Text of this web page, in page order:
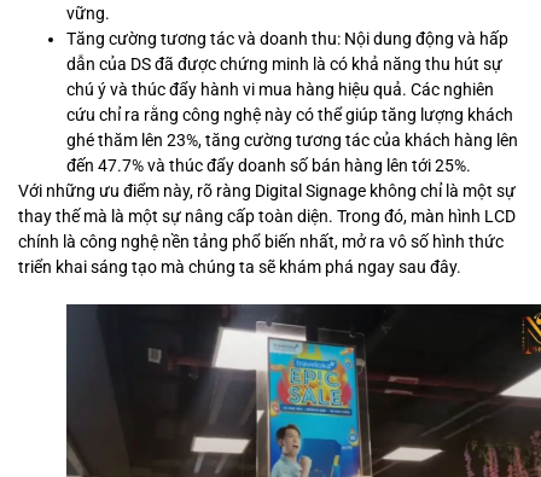
vững.
Tăng cường tương tác và doanh thu: Nội dung động và hấp
dẫn của DS đã được chứng minh là có khả năng thu hút sự
chú ý và thúc đẩy hành vi mua hàng hiệu quả. Các nghiên
cứu chỉ ra rằng công nghệ này có thể giúp tăng lượng khách
ghé thăm lên 23%, tăng cường tương tác của khách hàng lên
đến 47.7% và thúc đẩy doanh số bán hàng lên tới 25%.
Với những ưu điểm này, rõ ràng Digital Signage không chỉ là một sự
thay thế mà là một sự nâng cấp toàn diện. Trong đó, màn hình LCD
chính là công nghệ nền tảng phổ biến nhất, mở ra vô số hình thức
triển khai sáng tạo mà chúng ta sẽ khám phá ngay sau đây.